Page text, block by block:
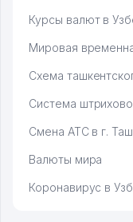
Курсы валют в
Мировая
Схема
Система
Смена АТС в г.
Валюты мира
Коронавирус в